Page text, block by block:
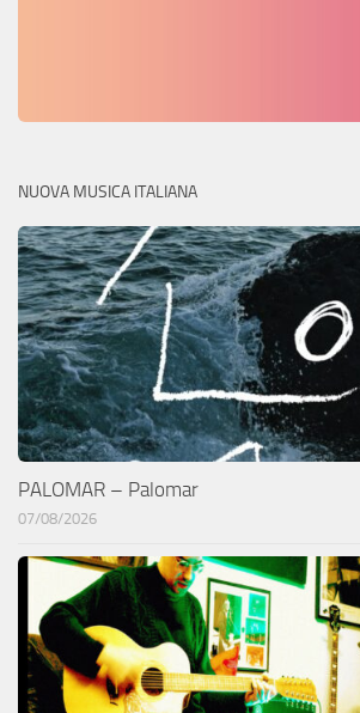
NUOVA MUSICA ITALIANA
PALOMAR – Palomar
07/08/2026